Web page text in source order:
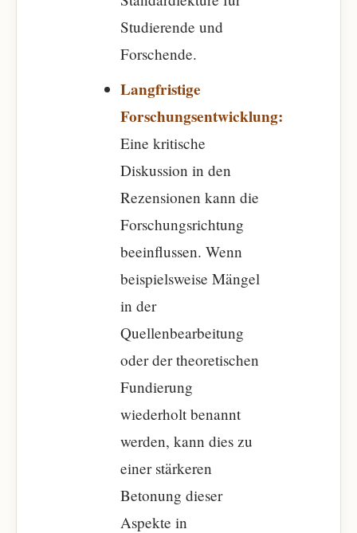
Studierende und
Forschende.
Langfristige
Forschungsentwicklung:
Eine kritische
Diskussion in den
Rezensionen kann die
Forschungsrichtung
beeinflussen. Wenn
beispielsweise Mängel
in der
Quellenbearbeitung
oder der theoretischen
Fundierung
wiederholt benannt
werden, kann dies zu
einer stärkeren
Betonung dieser
Aspekte in